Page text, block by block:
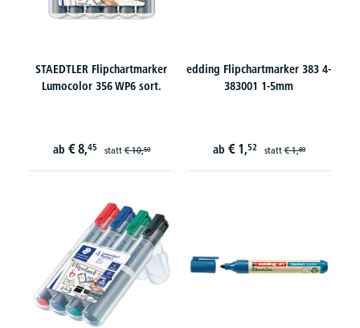
STAEDTLER Flipchartmarker
Lumocolor 356 WP6 sort.
ab € 8,45 statt€ 10,59
edding Flipchartmarker 383 4-
383001 1-5mm
ab € 1,52 statt€ 1,89